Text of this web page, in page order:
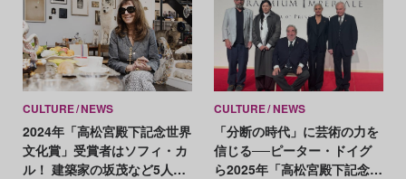
CULTURE NEWS
2024年「高松宮殿下記念世界
文化賞」受賞者はソフィ・カ
ル！ 建築家の坂茂など5人に
CULTURE NEWS
「分断の時代」に芸術の力を
信じる──ピーター・ドイグ
ら2025年「高松宮殿下記念世